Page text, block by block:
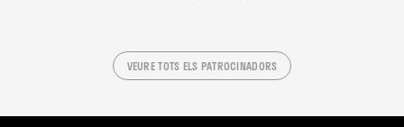
VEURE TOTS ELS PATROCINADORS